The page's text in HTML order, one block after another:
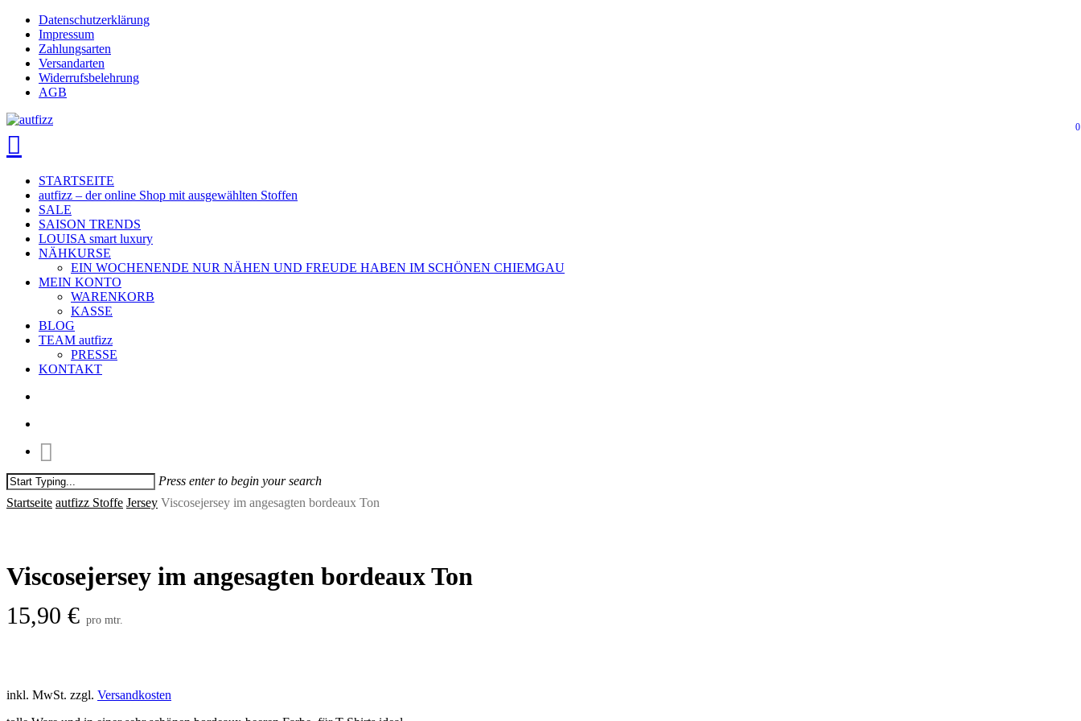
Skip
main
content
Datenschutzerklärung
Impressum
Zahlungsarten
Versandarten
Widerrufsbelehrung
AGB
search
account 0
STARTSEITE
autfizz – der online Shop mit ausgewählten Stoffen
SALE
SAISON TRENDS
LOUISA smart luxury
NÄHKURSE
EIN WOCHENENDE NUR NÄHEN UND FREUDE HABEN IM SCHÖNEN CHIEMGAU
MEIN KONTO
WARENKORB
KASSE
BLOG
TEAM autfizz
PRESSE
KONTAKT
Press enter to begin your search
Close
Search
Startseite autfizz Stoffe Jersey Viscosejersey im angesagten bordeaux Ton
Viscosejersey im angesagten bordeaux Ton
15,90 € pro mtr.
inkl. MwSt. zzgl. Versandkosten